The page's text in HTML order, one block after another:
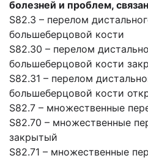
болезней и проблем,
S82.3 – перелом
большеберцовой кости
S82.30 – перелом
большеберцовой кости
S82.31 – перелом
большеберцовой кости
S82.7 – множественные
S82.70 – множественные
закрытый
S82.71 – множественные